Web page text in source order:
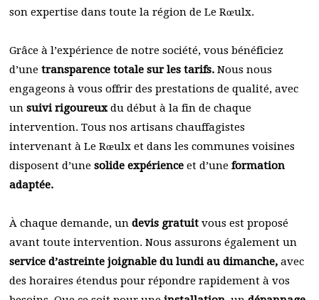
son expertise dans toute la région de Le Rœulx.
Grâce à l’expérience de notre société, vous bénéficiez
d’une transparence totale sur les tarifs. Nous nous
engageons à vous offrir des prestations de qualité, avec
un suivi rigoureuxdu début à la fin de chaque
intervention. Tous nos artisans chauffagistes
intervenant à Le Rœulx et dans les communes voisines
disposent d’une solide expérience et d’une formation
adaptée.
À chaque demande, un devis gratuit vous est proposé
avant toute intervention. Nous assurons également un
service d’astreinte joignable du lundi au dimanche, avec
des horaires étendus pour répondre rapidement à vos